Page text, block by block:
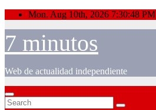
Skip
content
Mon. Aug 10th, 2026 7:30:49 PM
7 minutos
Web de actualidad independiente